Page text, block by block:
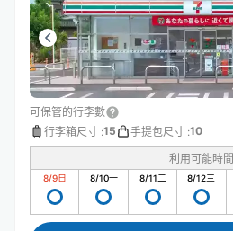
可保管的行李數
行李箱尺寸 :15 手提包尺寸 :10
利用可能時間
8/9日 8/10一 8/11二 8/12三